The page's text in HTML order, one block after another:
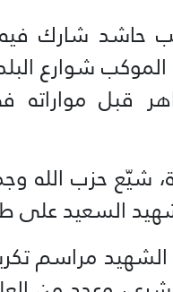
حاشد شارك فيه
شوارع
قبل مواراته
شيّع حزب الله
السعيد
مراسم